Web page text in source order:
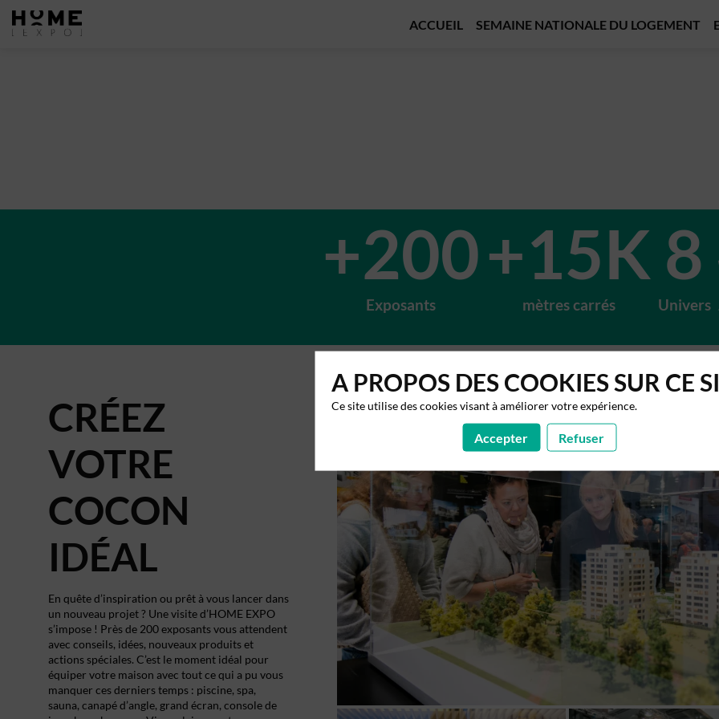
ACCUEIL SEMAINE NATIONALE DU LOGEMENT
+200
Exposants
+15K
mètres carrés
8
Univers
CRÉEZ
VOTRE
COCON
IDÉAL
En quête d’inspiration ou prêt à vous lancer dans
un nouveau projet ? Une visite d’HOME EXPO
s’impose ! Près de 200 exposants vous attendent
avec conseils, idées, nouveaux produits et
actions spéciales. C’est le moment idéal pour
équiper votre maison avec tout ce qui a pu vous
manquer ces derniers temps : piscine, spa,
sauna, canapé d’angle, grand écran, console de
A PROPOS DES COOKIES SUR CE
Ce site utilise des cookies visant à améliorer votre expérience.
Accepter Refuser